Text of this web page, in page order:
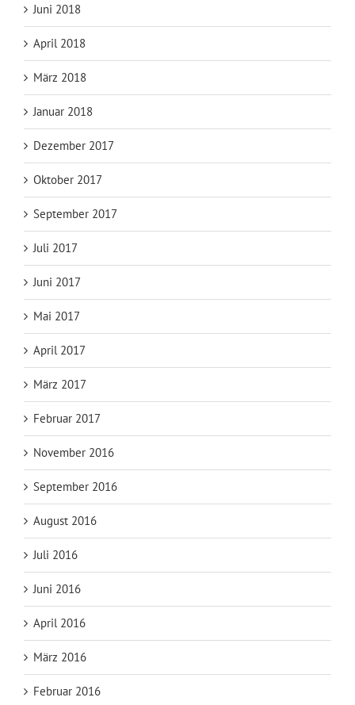
Juni 2018
April 2018
März 2018
Januar 2018
Dezember 2017
Oktober 2017
September 2017
Juli 2017
Juni 2017
Mai 2017
April 2017
März 2017
Februar 2017
November 2016
September 2016
August 2016
Juli 2016
Juni 2016
April 2016
März 2016
Februar 2016